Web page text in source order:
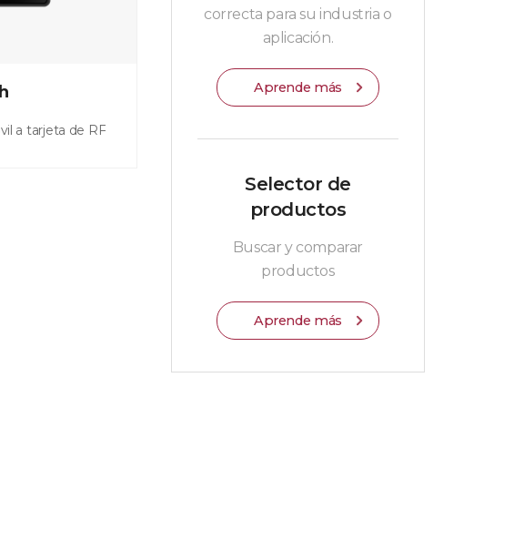
a tarjeta de RF
correcta para su industria o
aplicación.
Aprende más
Selector de
productos
Buscar y comparar
productos
Aprende más